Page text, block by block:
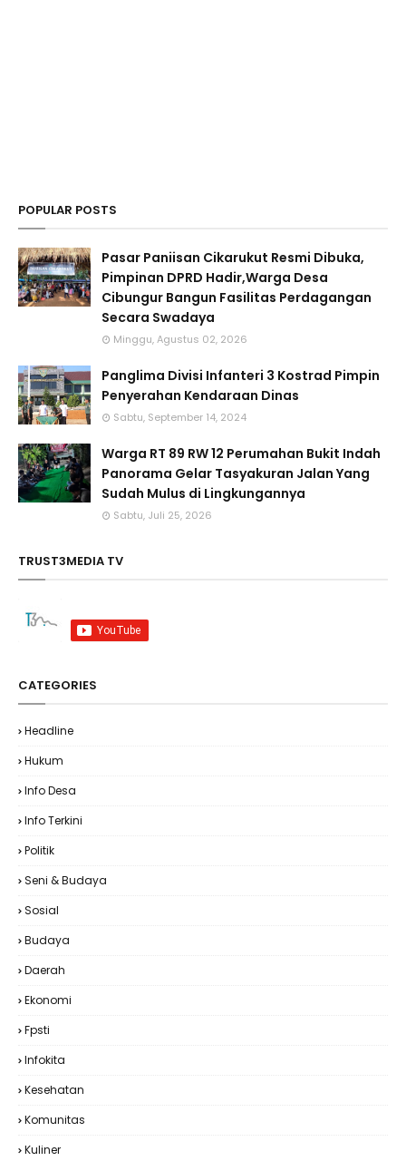
POPULAR POSTS
Pasar Paniisan Cikarukut Resmi Dibuka,
Pimpinan DPRD Hadir,Warga Desa
Cibungur Bangun Fasilitas Perdagangan
Secara Swadaya
Minggu, Agustus 02, 2026
Panglima Divisi Infanteri 3 Kostrad Pimpin
Penyerahan Kendaraan Dinas
Sabtu, September 14, 2024
Warga RT 89 RW 12 Perumahan Bukit Indah
Panorama Gelar Tasyakuran Jalan Yang
Sudah Mulus di Lingkungannya
Sabtu, Juli 25, 2026
TRUST3MEDIA TV
CATEGORIES
Headline
Hukum
Info Desa
Info Terkini
Politik
Seni & Budaya
Sosial
Budaya
Daerah
Ekonomi
Fpsti
Infokita
Kesehatan
Komunitas
Kuliner